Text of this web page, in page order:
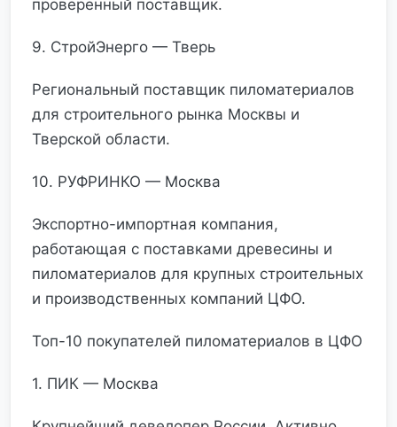
проверенный поставщик.
9. СтройЭнерго — Тверь
Региональный поставщик пиломатериалов
для строительного рынка Москвы и
Тверской области.
10. РУФРИНКО — Москва
Экспортно-импортная компания,
работающая с поставками древесины и
пиломатериалов для крупных строительных
и производственных компаний ЦФО.
Топ-10 покупателей пиломатериалов в ЦФО
1. ПИК — Москва